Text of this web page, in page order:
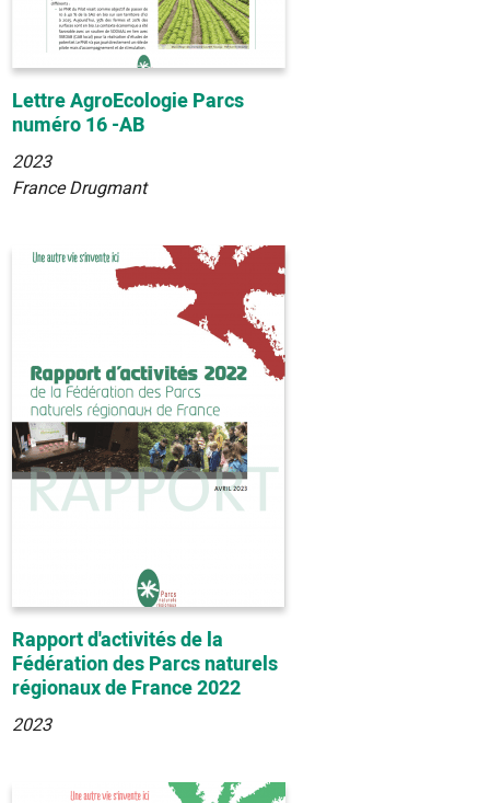
Lettre AgroEcologie Parcs
numéro 16 -AB
2023
France Drugmant
Rapport d'activités de la
Fédération des Parcs naturels
régionaux de France 2022
2023